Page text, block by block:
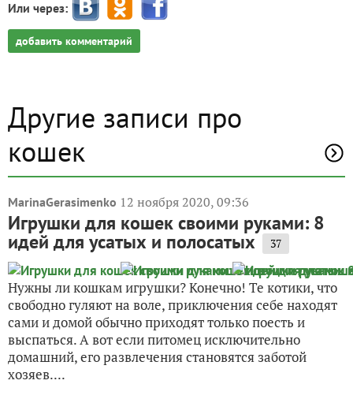
Или через:
добавить комментарий
Другие записи про
кошек
MarinaGerasimenko 12 ноября 2020, 09:36
Игрушки для кошек своими руками: 8
идей для усатых и полосатых 37
Нужны ли кошкам игрушки? Конечно! Те котики, что
свободно гуляют на воле, приключения себе находят
сами и домой обычно приходят только поесть и
выспаться. А вот если питомец исключительно
домашний, его развлечения становятся заботой
хозяев....